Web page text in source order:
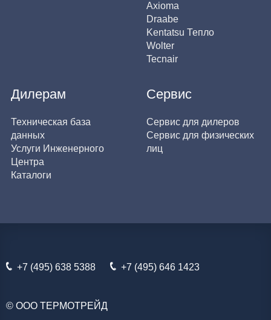
Axioma
Draabe
Kentatsu Тепло
Wolter
Tecnair
Дилерам
Техническая база
данных
Услуги Инженерного
Центра
Каталоги
Сервис
Сервис для дилеров
Сервис для физических
лиц
+7 (495) 638 5388 +7 (495) 646 1423
© ООО ТЕРМОТРЕЙД